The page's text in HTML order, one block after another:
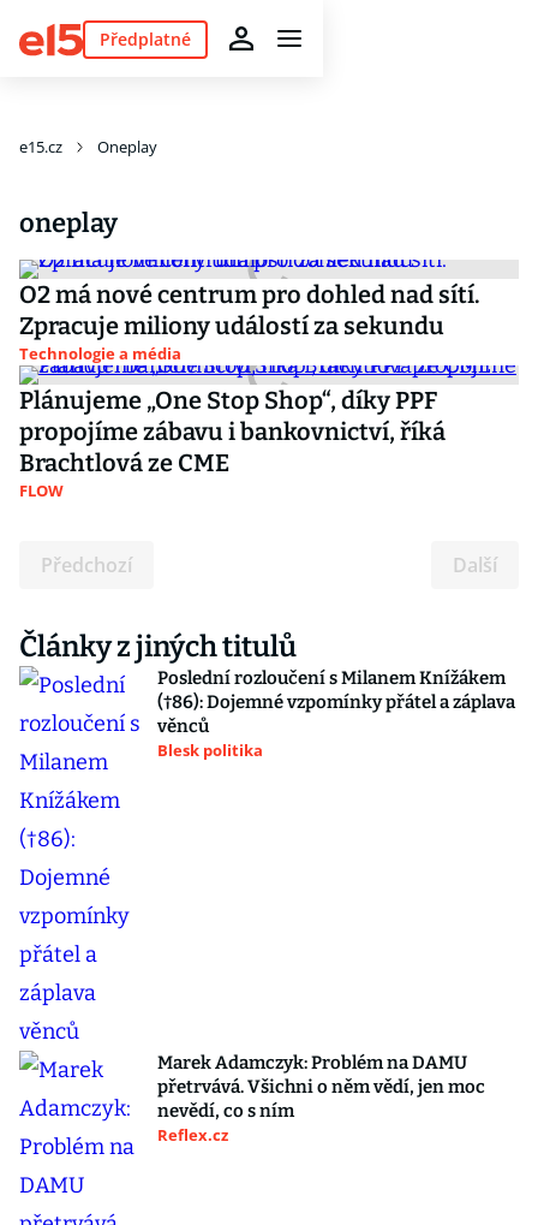
Předplatné
e15.cz Oneplay
oneplay
O2 má nové centrum pro dohled nad sítí.
Zpracuje miliony událostí za sekundu
Technologie a média
Plánujeme „One Stop Shop“, díky PPF
propojíme zábavu i bankovnictví, říká
Brachtlová ze CME
FLOW
Předchozí Další
Články z jiných titulů
Poslední rozloučení s Milanem Knížákem
(†86): Dojemné vzpomínky přátel a záplava
věnců
Blesk politika
Marek Adamczyk: Problém na DAMU
přetrvává. Všichni o něm vědí, jen moc
nevědí, co s ním
Reflex.cz